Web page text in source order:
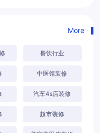
More
餐饮行业
中医馆装修
汽车4s店装修
超市装修